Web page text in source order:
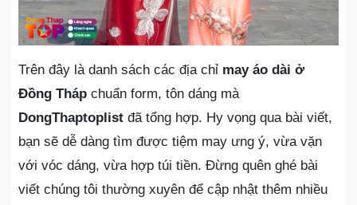
Trên đây là danh sách các địa chỉ may áo dài ở
Đồng Tháp chuẩn form, tôn dáng mà
DongThaptoplist đã tổng hợp. Hy vọng qua bài viết,
bạn sẽ dễ dàng tìm được tiệm may ưng ý, vừa vặn
với vóc dáng, vừa hợp túi tiền. Đừng quên ghé bài
viết chúng tôi thường xuyên để cập nhật thêm nhiều